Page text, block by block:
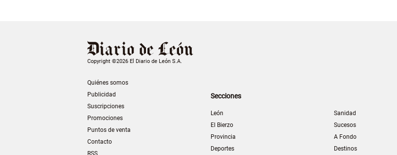
Copyright ©2026 El Diario de León S.A.
Quiénes somos
Publicidad
Suscripciones
Promociones
Puntos de venta
Contacto
RSS
Secciones
León
El Bierzo
Provincia
Deportes
Sanidad
Sucesos
A Fondo
Destinos